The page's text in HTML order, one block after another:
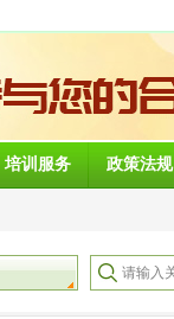
培训服务 政策法规